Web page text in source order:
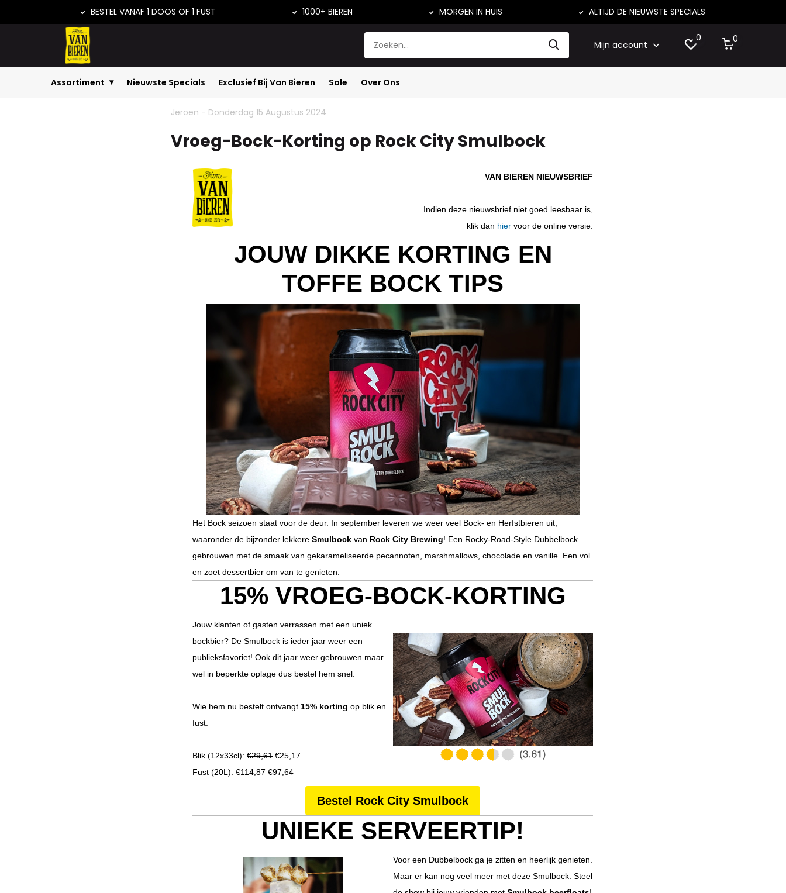
BESTEL VANAF 1 DOOS OF 1 FUST 1000+ BIEREN MORGEN IN HUIS ALTIJD DE NIEUWSTE SPECIALS
Mijn account
0 0
Assortiment Nieuwste Specials Exclusief Bij Van Bieren Sale Over Ons
Home Vroeg-Bock-Korting op Rock Cit... Nieuws
Jeroen - Donderdag 15 Augustus 2024
Vroeg-Bock-Korting op Rock City Smulbock
VAN BIEREN NIEUWSBRIEF
Indien deze nieuwsbrief niet goed leesbaar is,
klik dan hier voor de online versie.
JOUW DIKKE KORTING EN
TOFFE BOCK TIPS
Het Bock seizoen staat voor de deur. In september leveren we weer veel Bock- en Herfstbieren uit,
waaronder de bijzonder lekkereSmulbock van Rock City Brewing! Een Rocky-Road-Style Dubbelbock
gebrouwen met de smaak van gekarameliseerde pecannoten, marshmallows, chocolade en vanille. Een vol
en zoet dessertbier om van te genieten.
15% VROEG-BOCK-KORTING
Jouw klanten of gasten verrassen met een uniek
bockbier? De Smulbock is ieder jaar weer een
publieksfavoriet! Ook dit jaar weer gebrouwen maar
wel in beperkte oplage dus bestel hem snel.
Wie hem nu bestelt ontvangt 15% kortingop blik en
fust.
Blik (12x33cl):€29,61€25,17
Fust (20L):€114,87€97,64
Bestel Rock City Smulbock
UNIEKE SERVEERTIP!
Voor een Dubbelbock ga je zitten en heerlijk genieten.
Maar er kan nog veel meer met deze Smulbock. Steel